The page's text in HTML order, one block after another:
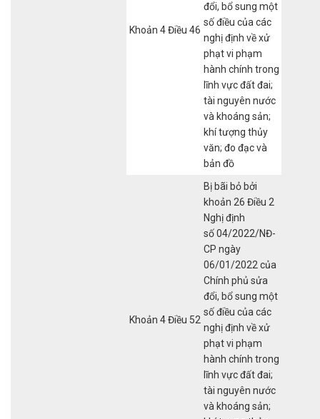
Khoản 4 Điều 46
đổi, bổ sung một
số điều của các
nghị định về xử
phạt vi phạm
hành chính trong
lĩnh vực đất đai;
tài nguyên nước
và khoáng sản;
khí tượng thủy
văn; đo đạc và
bản đồ
Khoản 4 Điều 52
Bị bãi bỏ bởi
khoản 26 Điều 2
Nghị định
số 04/2022/NĐ-
CP ngày
06/01/2022 của
Chính phủ sửa
đổi, bổ sung một
số điều của các
nghị định về xử
phạt vi phạm
hành chính trong
lĩnh vực đất đai;
tài nguyên nước
và khoáng sản;